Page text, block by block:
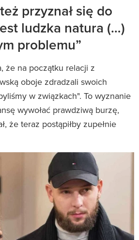
przyznał się do
ludzka natura (…)
problemu”
że na początku relacji z
oboje zdradzali swoich
w związkach". To wyznanie
wywołać prawdziwą burzę,
że teraz postąpiłby zupełnie